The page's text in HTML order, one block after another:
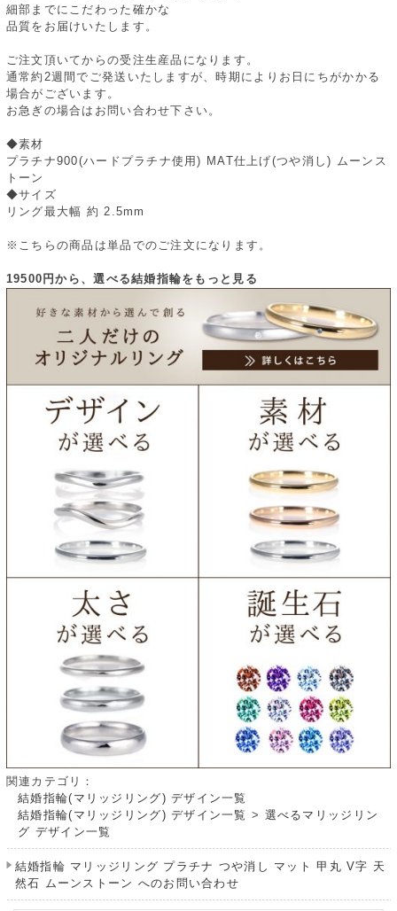
細部までにこだわった確かな
品質をお届けいたします。
ご注文頂いてからの受注生産品になります。
通常約2週間でご発送いたしますが、時期によりお日にちがかかる
場合がございます。
お急ぎの場合はお問い合わせ下さい。
◆素材
プラチナ900(ハードプラチナ使用) MAT仕上げ(つや消し) ムーンス
トーン
◆サイズ
リング最大幅 約 2.5mm
※こちらの商品は単品でのご注文になります。
19500円から、選べる結婚指輪をもっと見る
関連カテゴリ：
結婚指輪(マリッジリング) デザイン一覧
結婚指輪(マリッジリング) デザイン一覧 > 選べるマリッジリン
グ デザイン一覧
結婚指輪 マリッジリング プラチナ つや消し マット 甲丸 V字 天
然石 ムーンストーン へのお問い合わせ